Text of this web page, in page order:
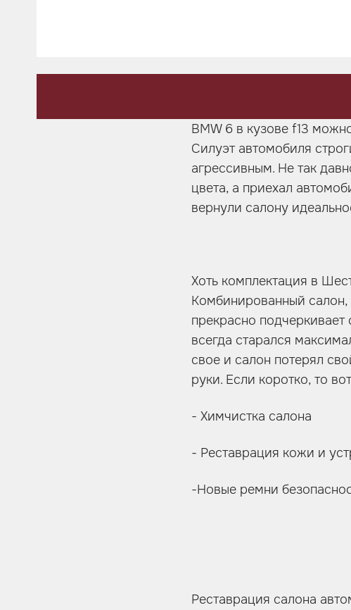
BMW 6 в кузове f13
Силуэт автомобиля
агрессивным. Не так
цвета, а приехал
вернули салону
Хоть комплектация в
Комбинированный
прекрасно
всегда старался
свое и салон потерял
руки. Если коротко, то
- Химчистка салона
- Реставрация кожи и
-Новые ремни
Реставрация салона